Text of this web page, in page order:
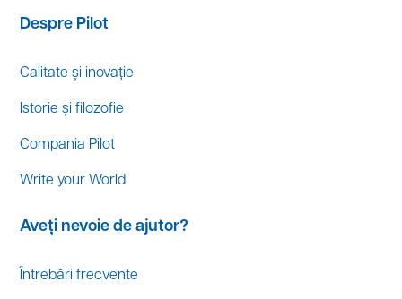
Despre Pilot
Calitate și inovație
Istorie și filozofie
Compania Pilot
Write your World
Aveți nevoie de ajutor?
Întrebări frecvente